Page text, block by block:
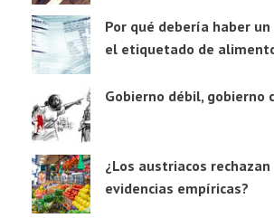
Por qué debería haber
el etiquetado de
Gobierno débil, gobierno
¿Los austriacos
evidencias empíricas?